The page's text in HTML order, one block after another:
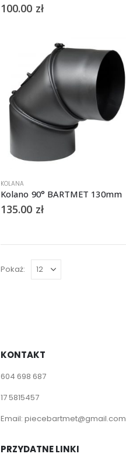
100.00 zł
KOLANA
Kolano 90° BARTMET 130mm
135.00 zł
Pokaż:
KONTAKT
604 698 687
17 5815457
Email: piecebartmet@gmail.com
PRZYDATNE LINKI